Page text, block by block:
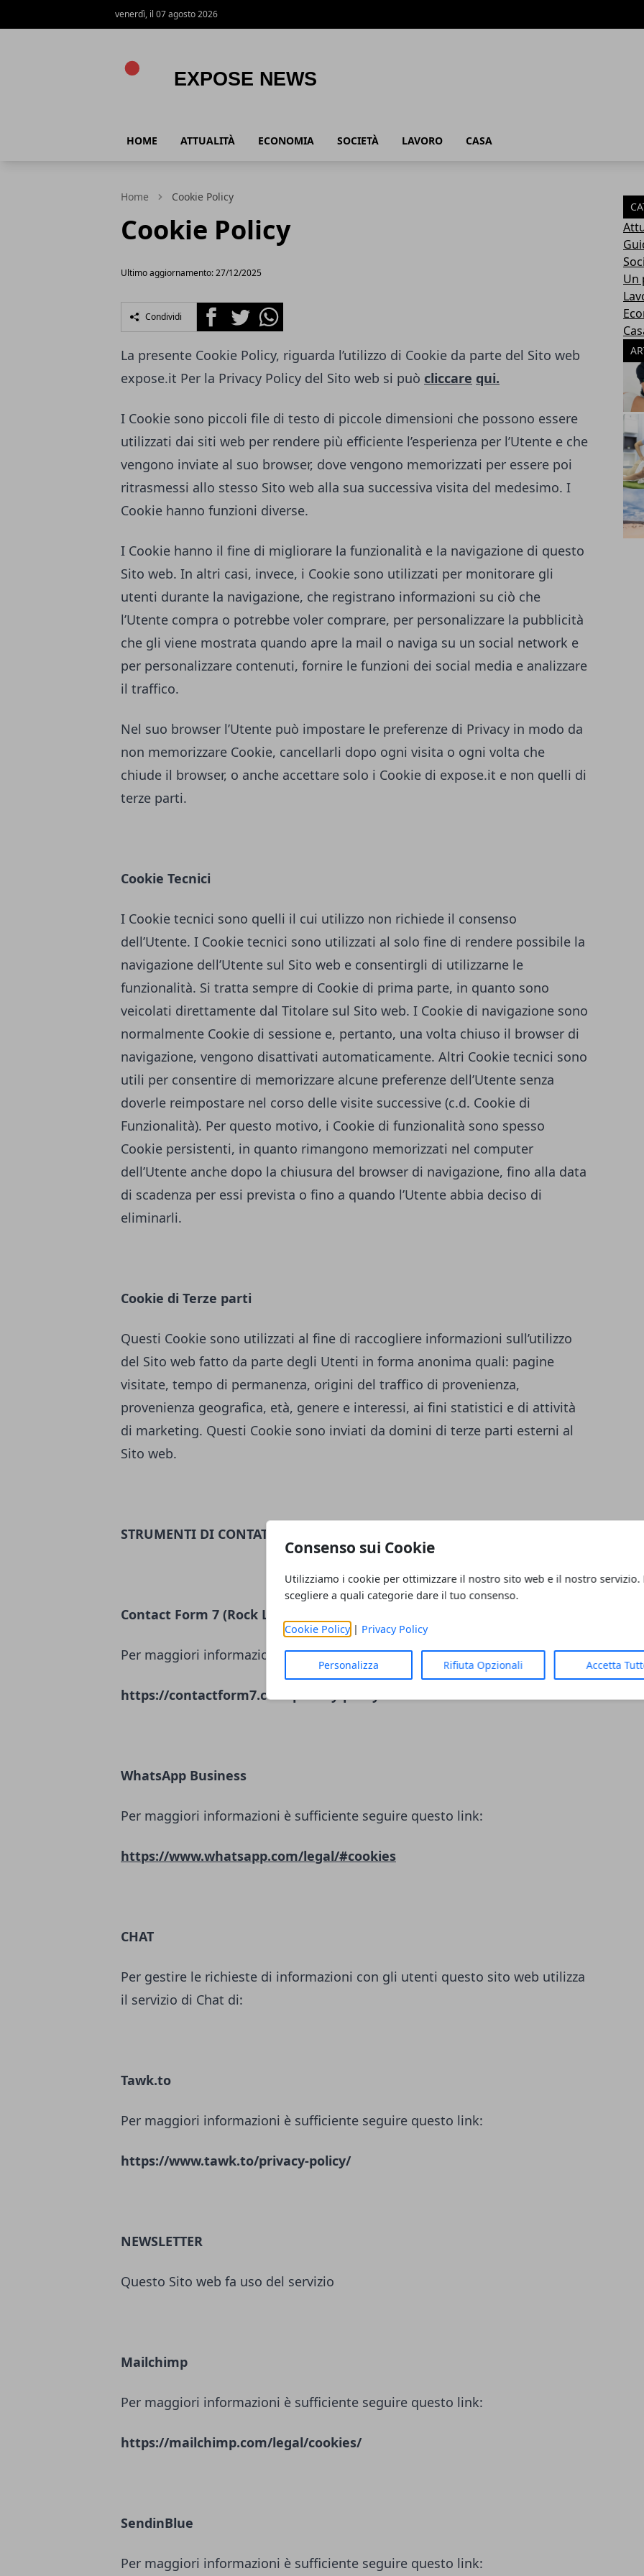
Consenso sui Cookie
Utilizziamo i cookie per ottimizzare il nostro sito web e il nostro servizio.
scegliere a quali categorie dare il tuo consenso.
Cookie Policy| Privacy Policy
Personalizza Rifiuta Opzionali Accetta
venerdì, il 07 agosto 2026
HOME ATTUALITÀ ECONOMIA SOCIETÀ LAVORO CASA
Home Cookie Policy
Cookie Policy
Ultimo aggiornamento: 27/12/2025
Condividi FacebookTwitterWhatsapp
La presente Cookie Policy, riguarda l’utilizzo di Cookie da parte del Sito web
expose.it Per la Privacy Policy del Sito web si può cliccare qui.
I Cookie sono piccoli file di testo di piccole dimensioni che possono essere
utilizzati dai siti web per rendere più efficiente l’esperienza per l’Utente e che
vengono inviate al suo browser, dove vengono memorizzati per essere poi
ritrasmessi allo stesso Sito web alla sua successiva visita del medesimo. I
Cookie hanno funzioni diverse.
I Cookie hanno il fine di migliorare la funzionalità e la navigazione di questo
Sito web. In altri casi, invece, i Cookie sono utilizzati per monitorare gli
utenti durante la navigazione, che registrano informazioni su ciò che
l’Utente compra o potrebbe voler comprare, per personalizzare la pubblicità
che gli viene mostrata quando apre la mail o naviga su un social network e
per personalizzare contenuti, fornire le funzioni dei social media e analizzare
il traffico.
Nel suo browser l’Utente può impostare le preferenze di Privacy in modo da
non memorizzare Cookie, cancellarli dopo ogni visita o ogni volta che
chiude il browser, o anche accettare solo i Cookie di expose.it e non quelli di
terze parti.
Cookie Tecnici
I Cookie tecnici sono quelli il cui utilizzo non richiede il consenso
dell’Utente. I Cookie tecnici sono utilizzati al solo fine di rendere possibile la
navigazione dell’Utente sul Sito web e consentirgli di utilizzarne le
funzionalità. Si tratta sempre di Cookie di prima parte, in quanto sono
veicolati direttamente dal Titolare sul Sito web. I Cookie di navigazione sono
normalmente Cookie di sessione e, pertanto, una volta chiuso il browser di
navigazione, vengono disattivati automaticamente. Altri Cookie tecnici sono
utili per consentire di memorizzare alcune preferenze dell’Utente senza
doverle reimpostare nel corso delle visite successive (c.d. Cookie di
Funzionalità). Per questo motivo, i Cookie di funzionalità sono spesso
Cookie persistenti, in quanto rimangono memorizzati nel computer
dell’Utente anche dopo la chiusura del browser di navigazione, fino alla data
di scadenza per essi prevista o fino a quando l’Utente abbia deciso di
eliminarli.
Cookie di Terze parti
Questi Cookie sono utilizzati al fine di raccogliere informazioni sull’utilizzo
del Sito web fatto da parte degli Utenti in forma anonima quali: pagine
visitate, tempo di permanenza, origini del traffico di provenienza,
provenienza geografica, età, genere e interessi, ai fini statistici e di attività
di marketing. Questi Cookie sono inviati da domini di terze parti esterni al
Sito web.
STRUMENTI DI CONTATTO
Contact Form 7 (Rock Lobster LLC)
Per maggiori informazioni è sufficiente seguire questo link:
https://contactform7.com/privacy-policy/
WhatsApp Business
Per maggiori informazioni è sufficiente seguire questo link:
https://www.whatsapp.com/legal/#cookies
CHAT
Per gestire le richieste di informazioni con gli utenti questo sito web utilizza
il servizio di Chat di:
Tawk.to
Per maggiori informazioni è sufficiente seguire questo link:
https://www.tawk.to/privacy-policy/
NEWSLETTER
Questo Sito web fa uso del servizio
Mailchimp
Per maggiori informazioni è sufficiente seguire questo link:
https://mailchimp.com/legal/cookies/
SendinBlue
Per maggiori informazioni è sufficiente seguire questo link:
Un